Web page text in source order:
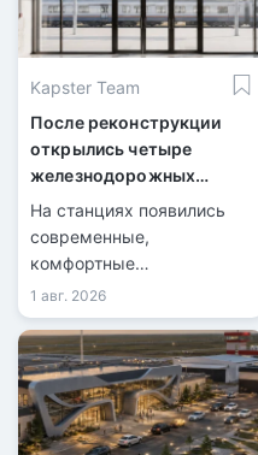
Kapster Team
После реконструкции
открылись четыре
железнодорожных
вокзала
На станциях появились
современные,
комфортные
пространства для
пассажиров.
1 авг. 2026